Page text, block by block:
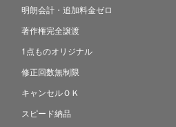
明朗会計・追加料金ゼロ
著作権完全譲渡
1点ものオリジナル
修正回数無制限
キャンセルＯＫ
スピード納品